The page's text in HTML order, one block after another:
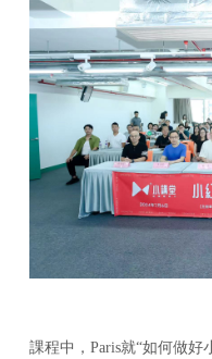
課程中，Paris就“如何做